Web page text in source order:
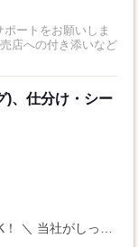
ポートをお願いしま
店への付き添いなど
)、仕分け・シー
／ お休みは自分自身で 交渉しなくてOK！ ＼ 当社がしっかりサポートします◎ 土日祝休み ＊希望休日も相談OK 長期休暇あり 年間休日120日以上 完全週休2日制